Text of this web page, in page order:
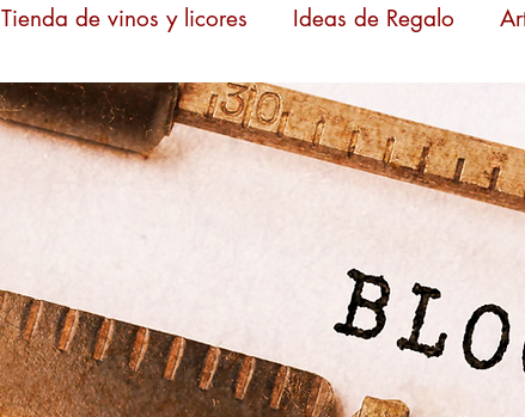
Tienda de vinos y licores Ideas de Regalo